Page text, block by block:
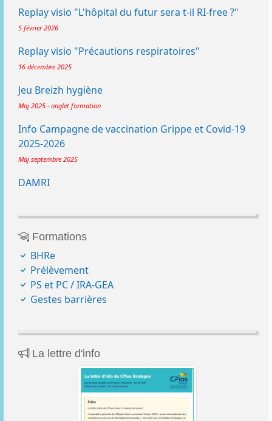
Replay visio "L'hôpital du futur sera t-il RI-free ?"
5 février 2026
Replay visio "Précautions respiratoires"
16 décembre 2025
Jeu Breizh hygiène
Maj 2025 - onglet formation
Info Campagne de vaccination Grippe et Covid-19
2025-2026
Maj septembre 2025
DAMRI
Formations
BHRe
Prélèvement
PS et PC / IRA-GEA
Gestes barrières
La lettre d'info